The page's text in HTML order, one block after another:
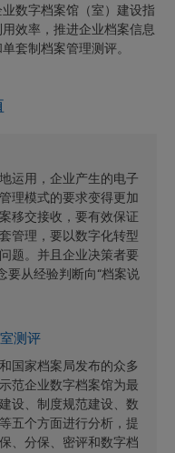
数字档案馆（室）建设指
效率，推进企业档案信息
套制档案管理测评。
运用，企业产生的电子
理模式的要求变得更加
移交接收，要有效保证
管理，要以数字化转型
题。并且企业决策者要
要从经验判断向“档案说
测评
国家档案局发布的众多
范企业数字档案馆为最
设、制度规范建设、数
五个方面进行分析，提
、分保、密评和数字档